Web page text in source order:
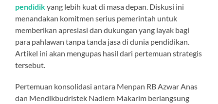
pendidikyang lebih kuat di masa depan. Diskusi ini
menandakan komitmen serius pemerintah untuk
memberikan apresiasi dan dukungan yang layak bagi
para pahlawan tanpa tanda jasa di dunia pendidikan.
Artikel ini akan mengupas hasil dari pertemuan strategis
tersebut.
Pertemuan konsolidasi antara Menpan RB Azwar Anas
dan Mendikbudristek Nadiem Makarim berlangsung